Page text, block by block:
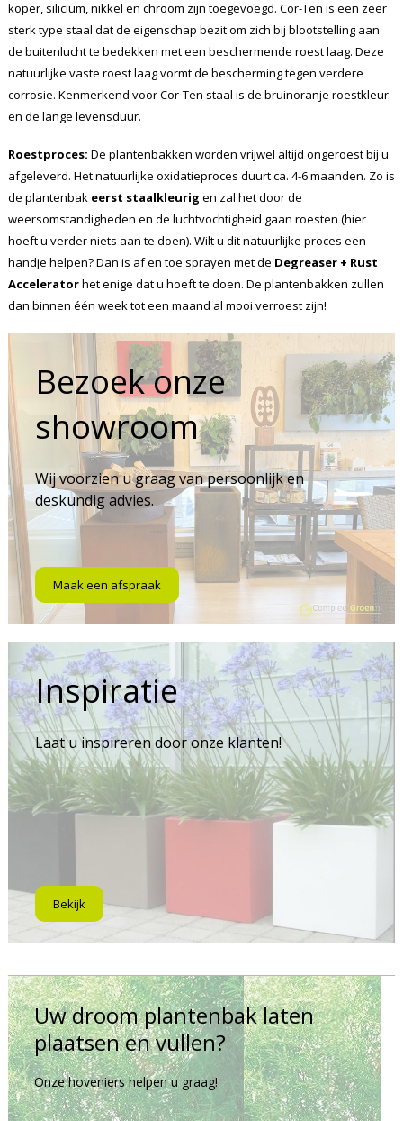
koper, silicium, nikkel en chroom zijn toegevoegd. Cor-Ten is een zeer
sterk type staal dat de eigenschap bezit om zich bij blootstelling aan
de buitenlucht te bedekken met een beschermende roest laag. Deze
natuurlijke vaste roest laag vormt de bescherming tegen verdere
corrosie. Kenmerkend voor Cor-Ten staal is de bruinoranje roestkleur
en de lange levensduur.
Roestproces: De plantenbakken worden vrijwel altijd ongeroest bij u
afgeleverd. Het natuurlijke oxidatieproces duurt ca. 4-6 maanden. Zo is
de plantenbak eerst staalkleurig en zal het door de
weersomstandigheden en de luchtvochtigheid gaan roesten (hier
hoeft u verder niets aan te doen). Wilt u dit natuurlijke proces een
handje helpen? Dan is af en toe sprayen met de Degreaser + Rust
Acceleratorhet enige dat u hoeft te doen. De plantenbakken zullen
dan binnen één week tot een maand al mooi verroest zijn!
Bezoek onze
showroom
Wij voorzien u graag van persoonlijk en
deskundig advies.
Maak een afspraak
Inspiratie
Laat u inspireren door onze klanten!
Bekijk
Uw droom plantenbak laten
plaatsen en vullen?
Onze hoveniers helpen u graag!